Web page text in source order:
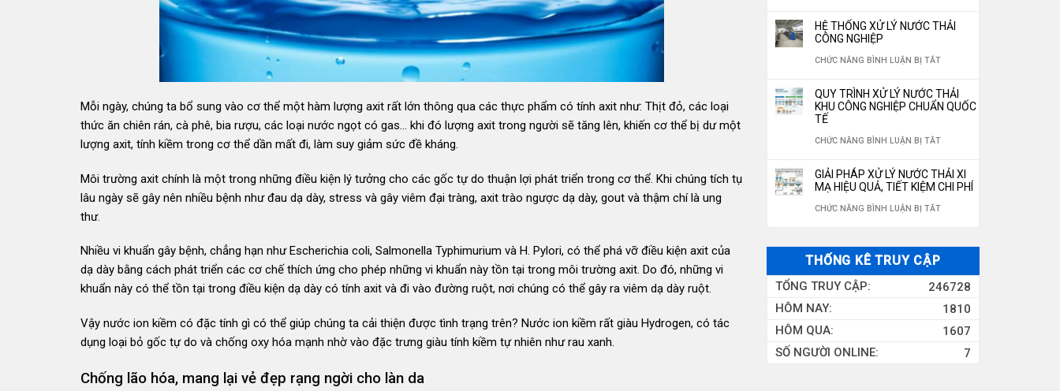
Mỗi ngày, chúng ta bổ sung vào cơ thể một hàm lượng axit rất lớn thông qua các thực phẩm có tính axit như: Thịt đỏ, các loại
thức ăn chiên rán, cà phê, bia rượu, các loại nước ngọt có gas… khi đó lượng axit trong người sẽ tăng lên, khiến cơ thể bị dư một
lượng axit, tính kiềm trong cơ thể dần mất đi, làm suy giảm sức đề kháng.
Môi trường axit chính là một trong những điều kiện lý tưởng cho các gốc tự do thuận lợi phát triển trong cơ thể. Khi chúng tích tụ
lâu ngày sẽ gây nên nhiều bệnh như đau dạ dày, stress và gây viêm đại tràng, axit trào ngược dạ dày, gout và thậm chí là ung
thư.
Nhiều vi khuẩn gây bệnh, chẳng hạn như Escherichia coli, Salmonella Typhimurium và H. Pylori, có thể phá vỡ điều kiện axit của
dạ dày bằng cách phát triển các cơ chế thích ứng cho phép những vi khuẩn này tồn tại trong môi trường axit. Do đó, những vi
khuẩn này có thể tồn tại trong điều kiện dạ dày có tính axit và đi vào đường ruột, nơi chúng có thể gây ra viêm dạ dày ruột.
Vậy nước ion kiềm có đặc tính gì có thể giúp chúng ta cải thiện được tình trạng trên? Nước ion kiềm rất giàu Hydrogen, có tác
dụng loại bỏ gốc tự do và chống oxy hóa mạnh nhờ vào đặc trưng giàu tính kiềm tự nhiên như rau xanh.
Chống lão hóa, mang lại vẻ đẹp rạng ngời cho làn da
2026
NƯỚC
BÌNH,
CHUẨN
QUỐC
KHOAN
LỌC
10M3/H
LỌC
GIẾNG
CÔNG
HỆ THỐNG XỬ LÝ NƯỚC THẢI
CÔNG NGHIỆP
CHỨC NĂNG BÌNH LUẬN BỊ TẮTỞ
THỐNG
NƯỚC
THẢI
CÔNG
QUY TRÌNH XỬ LÝ NƯỚC THẢI
KHU CÔNG NGHIỆP CHUẨN QUỐC
TẾ
CHỨC NĂNG BÌNH LUẬN BỊ TẮTỞ
TRÌNH
XỬ
NƯỚC
KHU
CÔNG
NGHIỆP
CHUẨN
GIẢI PHÁP XỬ LÝ NƯỚC THẢI XI
MẠ HIỆU QUẢ, TIẾT KIỆM CHI PHÍ
CHỨC NĂNG BÌNH LUẬN BỊ TẮTỞ
PHÁP
LÝ
NƯỚC
THẢI
THỐNG KÊ TRUY CẬP
246728
TỔNG TRUY CẬP:
1810
HÔM NAY:
1607
HÔM QUA:
7
SỐ NGƯỜI ONLINE: